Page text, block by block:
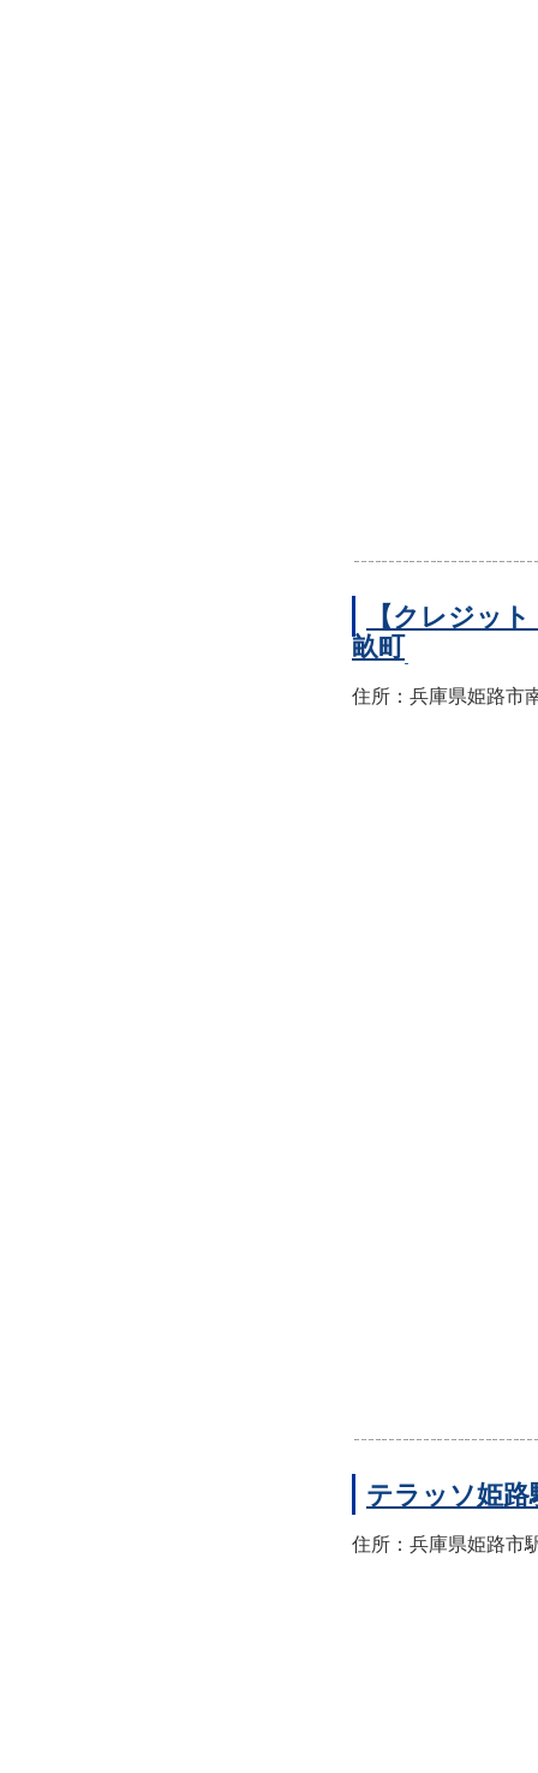
【クレジッ
畝町
住所：兵庫県姫路市
テラッソ姫路
住所：兵庫県姫路市